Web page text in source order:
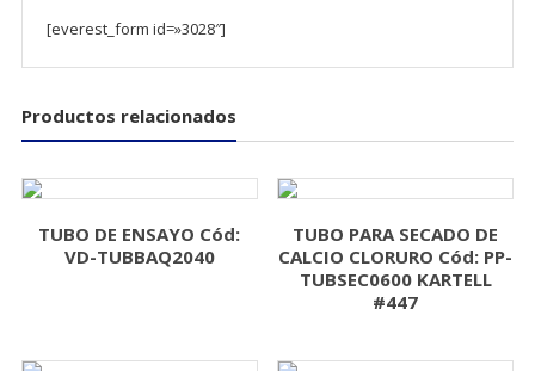
[everest_form id=»3028″]
Productos relacionados
TUBO DE ENSAYO Cód:
VD-TUBBAQ2040
TUBO PARA SECADO DE
CALCIO CLORURO Cód: PP-
TUBSEC0600 KARTELL
#447